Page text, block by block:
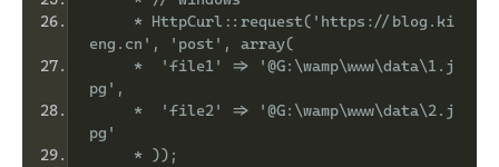
     * HttpCurl::request('https://blog.ki
eng.cn', 'post', array(
     *  'file1' => '@G:\wamp\www\data\1.j
pg',
     *  'file2' => '@G:\wamp\www\data\2.j
pg'
     * ));